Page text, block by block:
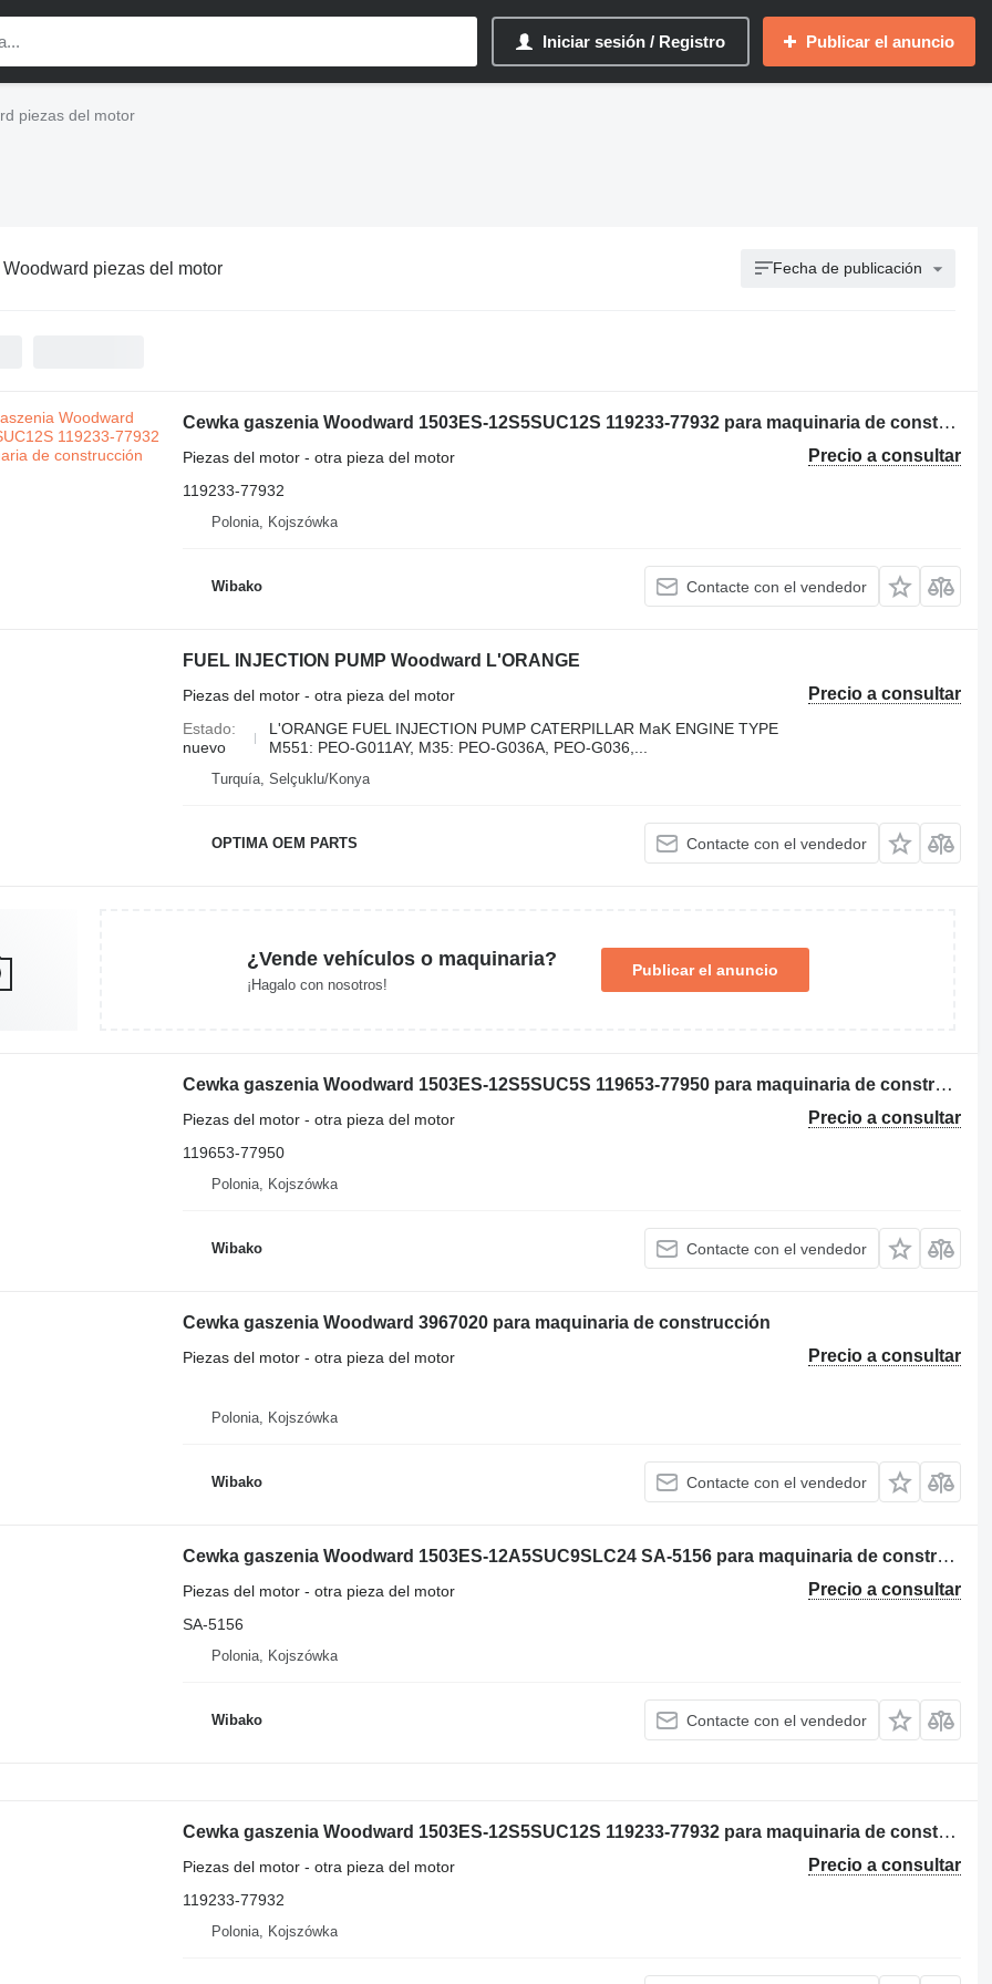
Iniciar sesión / Registro Publicar el anuncio
piezas del motor
Woodward piezas del motor Fecha de publicación
Cewka gaszenia Woodward 1503ES-12S5SUC12S 119233-77932 para maquinaria de construcción
Precio a consultar
Piezas del motor - otra pieza del motor
119233-77932
Polonia, Kojszówka
Wibako Contacte con el vendedor
FUEL INJECTION PUMP Woodward L'ORANGE
Precio a consultar
Piezas del motor - otra pieza del motor
Estado
nuevo
L'ORANGE FUEL INJECTION PUMP CATERPILLAR MaK ENGINE TYPE
M551: PEO-G011AY, M35: PEO-G036A, PEO-G036,...
Turquía, Selçuklu/Konya
OPTIMA OEM PARTS Contacte con el vendedor
¿Vende vehículos o maquinaria?
¡Hagalo con nosotros!
Publicar el anuncio
Cewka gaszenia Woodward 1503ES-12S5SUC5S 119653-77950 para maquinaria de construcción
Precio a consultar
Piezas del motor - otra pieza del motor
119653-77950
Polonia, Kojszówka
Wibako Contacte con el vendedor
Cewka gaszenia Woodward 3967020 para maquinaria de construcción
Precio a consultar
Piezas del motor - otra pieza del motor
Polonia, Kojszówka
Wibako Contacte con el vendedor
Cewka gaszenia Woodward 1503ES-12A5SUC9SLC24 SA-5156 para maquinaria de construcción
Precio a consultar
Piezas del motor - otra pieza del motor
SA-5156
Polonia, Kojszówka
Wibako Contacte con el vendedor
Cewka gaszenia Woodward 1503ES-12S5SUC12S 119233-77932 para maquinaria de construcción
Precio a consultar
Piezas del motor - otra pieza del motor
119233-77932
Polonia, Kojszówka